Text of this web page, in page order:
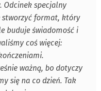
Odcinek specjalny
stworzyć format, który
buduje świadomość i
coś więcej:
ważną, bo dotyczy
się na co dzień. Tak